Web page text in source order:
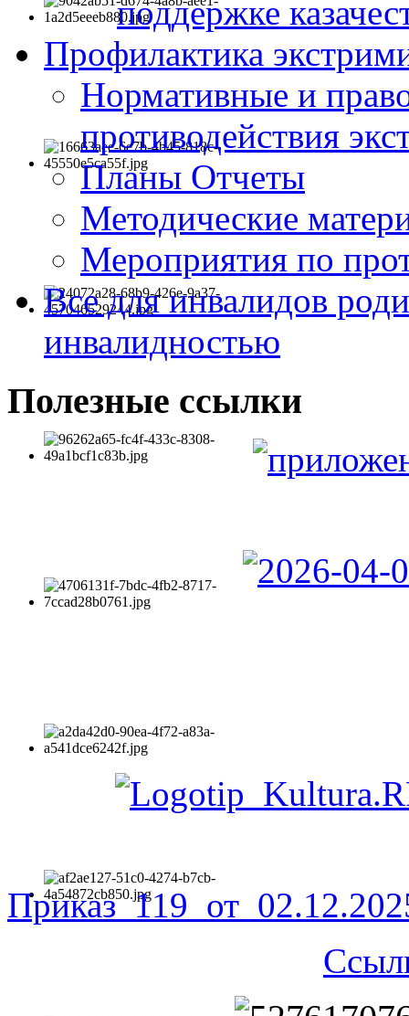
поддержке
Профилактика
Нормативные и
противодействия
Планы Отчеты
Методические
Мероприятия по
Все для инвалидов
инвалидностью
Полезные ссылки